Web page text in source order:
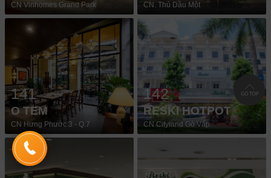
CN Vinhomes Grand Park CN. Thủ Dầu Một
141
O TEM
CN Hưng Phước 3 - Q.7
142
RESKI HOTPOT
CN Cityland Gò Vấp